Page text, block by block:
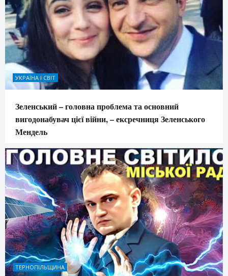
УКРАЇНА І СВІТ
Зеленський – головна проблема та основний
вигодонабувач цієї війни, – ексречниця Зеленського
Мендель
ТЕРНОПІЛЬЩИНА